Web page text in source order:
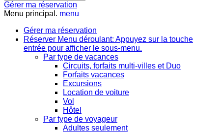
Gérer ma réservation
Menu principal. menu
Gérer ma réservation
Réserver Menu déroulant: Appuyez sur la touche
entrée pour afficher le sous-menu.
Par type de vacances
Circuits, forfaits multi-villes et Duo
Forfaits vacances
Excursions
Location de voiture
Vol
Hôtel
Par type de voyageur
Adultes seulement